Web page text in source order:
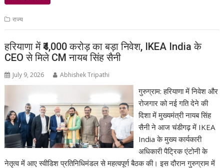
राज्य
हरियाणा में ₹4,000 करोड़ का बड़ा निवेश, IKEA India के
CEO से मिले CM नायब सिंह सैनी
July 9, 2026 Abhishek Tripathi
गुरुग्राम: हरियाणा में निवेश और
रोजगार को नई गति देने की
दिशा में मुख्यमंत्री नायब सिंह
सैनी ने आज चंडीगढ़ में IKEA
India के मुख्य कार्यकारी
अधिकारी पैट्रिक एंटोनी के
नेतृत्व में आए स्वीडिश प्रतिनिधिमंडल से महत्वपूर्ण बैठक की। इस दौरान गुरुग्राम में